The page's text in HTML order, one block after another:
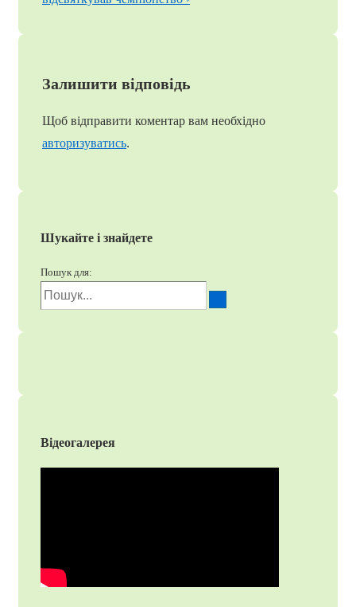
Залишити відповідь
Щоб відправити коментар вам необхідно
авторизуватись.
Шукайте і знайдете
Пошук для:
Відеогалерея